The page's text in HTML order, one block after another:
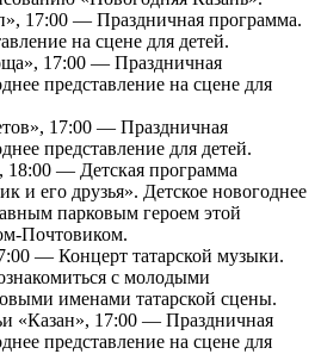
17:00 — Праздничная программа.
на сцене для детей.
17:00 — Праздничная
представление на сцене для
17:00 — Праздничная
представление для детей.
18:00 — Детская программа
и его друзья». Детское новогоднее
парковым героем этой
Почтовиком.
— Концерт татарской музыки.
с молодыми
именами татарской сцены.
«Казан», 17:00 — Праздничная
представление на сцене для